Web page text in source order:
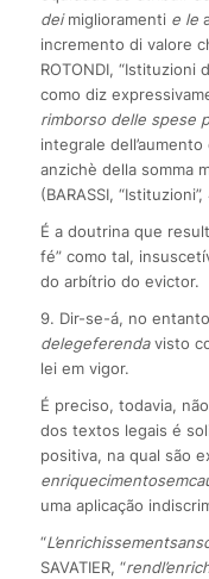
deimiglioramenti e le
incremento di valore
ROTONDI,
como diz
rimborso delle spese
integrale
anzichè della somma
(BARASSI,
É a doutrina que
fé” como tal,
do arbítrio do evictor.
9. Dir-se-á, no
delegeferendavisto
lei em vigor.
É preciso, todavia,
dos textos legais é
positiva, na qual são
enriquecimentosem
uma aplicação
“L’enrichissementsans
SAVATIER, “rend